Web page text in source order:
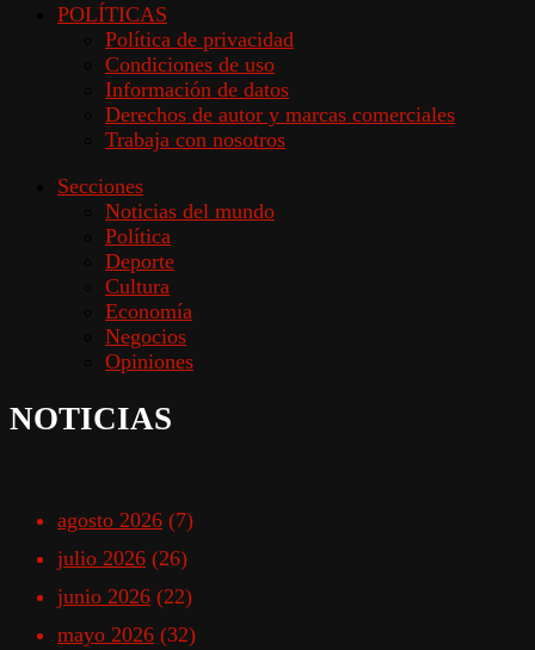
POLÍTICAS
Política de privacidad
Condiciones de uso
Información de datos
Derechos de autor y marcas comerciales
Trabaja con nosotros
Secciones
Noticias del mundo
Política
Deporte
Cultura
Economía
Negocios
Opiniones
NOTICIAS
agosto 2026 (7)
julio 2026 (26)
junio 2026 (22)
mayo 2026 (32)